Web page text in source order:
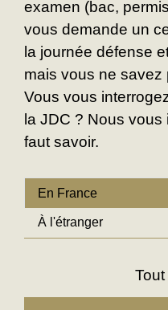
examen (bac,
vous demande un
la journée défense
mais vous ne savez
Vous vous
la JDC ? Nous vous
faut savoir.
En France
À l'étranger